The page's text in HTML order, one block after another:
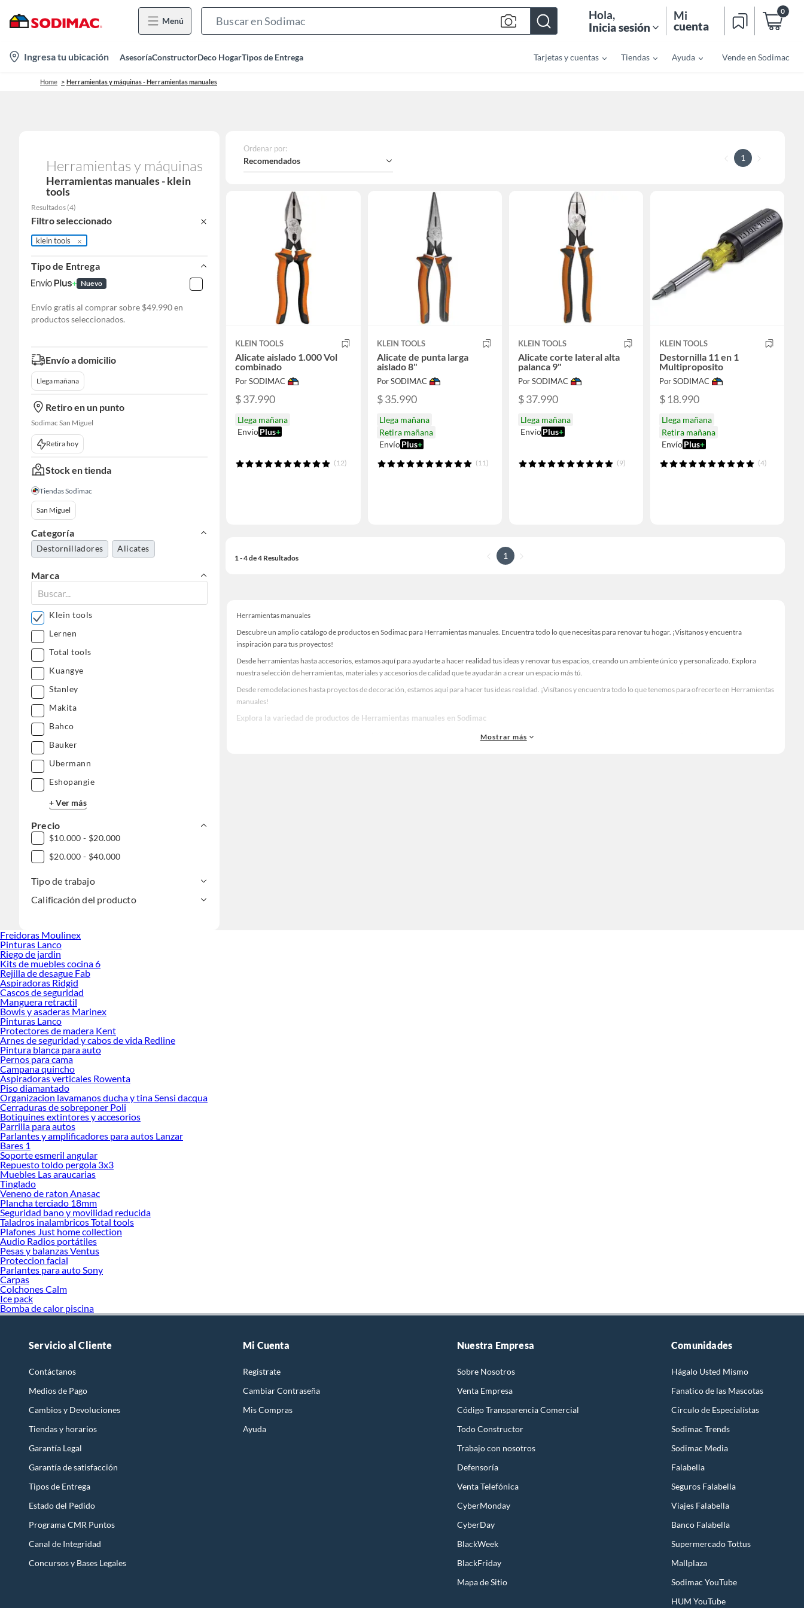
Menú
Bar
Hola,
Inicia sesión
Mi
cuenta
0
location-
icon
Ingresa tu ubicación AsesoríaConstructorDeco HogarTipos de Entrega Tarjetas y cuentas Tiendas Ayuda Vende en Sodimac
Home Herramientas y máquinas - Herramientas manuales
Herramientas y máquinas
Herramientas manuales - klein
tools
Resultados (4)
Filtro seleccionado
klein tools
Tipo de Entrega
Nuevo
Envío gratis al comprar sobre $49.990 en
productos seleccionados.
Envío a domicilio
Llega mañana
Retiro en un punto
Sodimac San Miguel
Retira hoy
Stock en tienda
Tiendas Sodimac
San Miguel
Categoría
Destornilladores Alicates
Marca
Klein tools
Lernen
Total tools
Kuangye
Stanley
Makita
Bahco
Bauker
Ubermann
Eshopangie
+ Ver más
Precio
$10.000 - $20.000
$20.000 - $40.000
Tipo de trabajo
Calificación del producto
Ordenar por:
Recomendados 1
KLEIN TOOLS
Alicate aislado 1.000 Vol
combinado
Por SODIMAC
$ 37.990
Llega mañana
EnvíoPlus+
(12)
KLEIN TOOLS
Alicate de punta larga
aislado 8"
Por SODIMAC
$ 35.990
Llega mañana
Retira mañana
Envío Plus+
(11)
KLEIN TOOLS
Alicate corte lateral alta
palanca 9"
Por SODIMAC
$ 37.990
Llega mañana
EnvíoPlus+
(9)
KLEIN TOOLS
Destornilla 11 en 1
Multiproposito
Por SODIMAC
$ 18.990
Llega mañana
Retira mañana
EnvíoPlus+
(4)
1 - 4 de 4 Resultados 1
Herramientas manuales
Descubre un amplio catálogo de productos en Sodimac para Herramientas manuales. Encuentra todo lo que necesitas para renovar tu hogar. ¡Visítanos y encuentra
inspiración para tus proyectos!
Desde herramientas hasta accesorios, estamos aquí para ayudarte a hacer realidad tus ideas y renovar tus espacios, creando un ambiente único y personalizado. Explora
nuestra selección de herramientas, materiales y accesorios de calidad que te ayudarán a crear un espacio más tú.
Desde remodelaciones hasta proyectos de decoración, estamos aquí para hacer tus ideas realidad. ¡Visítanos y encuentra todo lo que tenemos para ofrecerte en Herramientas
manuales!
Explora la variedad de productos de Herramientas manuales en Sodimac
Herramientas, materiales y accesorios de calidad para tus proyectos y renovación de espacios. ¡Visítanos y descubre todo lo que tenemos para ofrecerte!
Mostrar más
Freidoras Moulinex
Pinturas Lanco
Riego de jardin
Kits de muebles cocina 6
Rejilla de desague Fab
Aspiradoras Ridgid
Cascos de seguridad
Manguera retractil
Bowls y asaderas Marinex
Pinturas Lanco
Protectores de madera Kent
Arnes de seguridad y cabos de vida Redline
Pintura blanca para auto
Pernos para cama
Campana quincho
Aspiradoras verticales Rowenta
Piso diamantado
Organizacion lavamanos ducha y tina Sensi dacqua
Cerraduras de sobreponer Poli
Botiquines extintores y accesorios
Parrilla para autos
Parlantes y amplificadores para autos Lanzar
Bares 1
Soporte esmeril angular
Repuesto toldo pergola 3x3
Muebles Las araucarias
Tinglado
Veneno de raton Anasac
Plancha terciado 18mm
Seguridad bano y movilidad reducida
Taladros inalambricos Total tools
Plafones Just home collection
Audio Radios portátiles
Pesas y balanzas Ventus
Proteccion facial
Parlantes para auto Sony
Carpas
Colchones Calm
Ice pack
Bomba de calor piscina
Servicio al Cliente
Contáctanos
Medios de Pago
Cambios y Devoluciones
Tiendas y horarios
Garantía Legal
Garantía de satisfacción
Tipos de Entrega
Estado del Pedido
Programa CMR Puntos
Canal de Integridad
Concursos y Bases Legales
Mi Cuenta
Registrate
Cambiar Contraseña
Mis Compras
Ayuda
Nuestra Empresa
Sobre Nosotros
Venta Empresa
Código Transparencia Comercial
Todo Constructor
Trabajo con nosotros
Defensoría
Venta Telefónica
CyberMonday
CyberDay
BlackWeek
BlackFriday
Mapa de Sitio
Comunidades
Hágalo Usted Mismo
Fanatico de las Mascotas
Círculo de Especialístas
Sodimac Trends
Sodimac Media
Falabella
Seguros Falabella
Viajes Falabella
Banco Falabella
Supermercado Tottus
Mallplaza
Sodimac YouTube
HUM YouTube